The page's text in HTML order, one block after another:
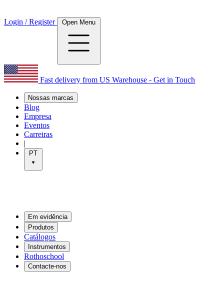
Login / Register Open Menu
Fast delivery from US Warehouse - Get in Touch
Nossas marcas
Blog
Empresa
Eventos
Carreiras
|
PT
Em evidência
Produtos
Catálogos
Instrumentos
Rothoschool
Contacte-nos